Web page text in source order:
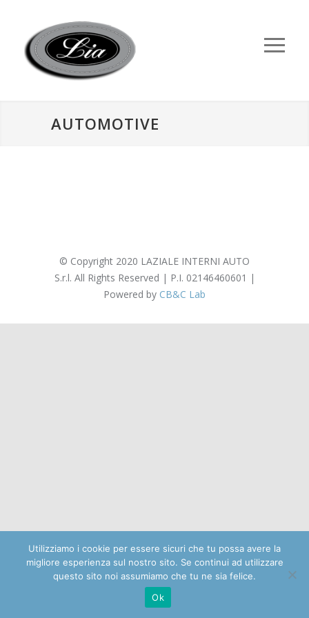
AUTOMOTIVE
© Copyright 2020 LAZIALE INTERNI AUTO
S.r.l. All Rights Reserved | P.I. 02146460601 |
Powered by CB&C Lab
Utilizziamo i cookie per essere sicuri che tu possa avere la
migliore esperienza sul nostro sito. Se continui ad utilizzare
questo sito noi assumiamo che tu ne sia felice.
Ok